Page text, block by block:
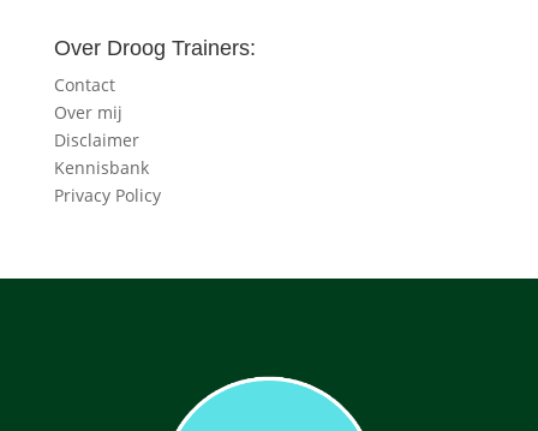
Over Droog Trainers:
Contact
Over mij
Disclaimer
Kennisbank
Privacy Policy